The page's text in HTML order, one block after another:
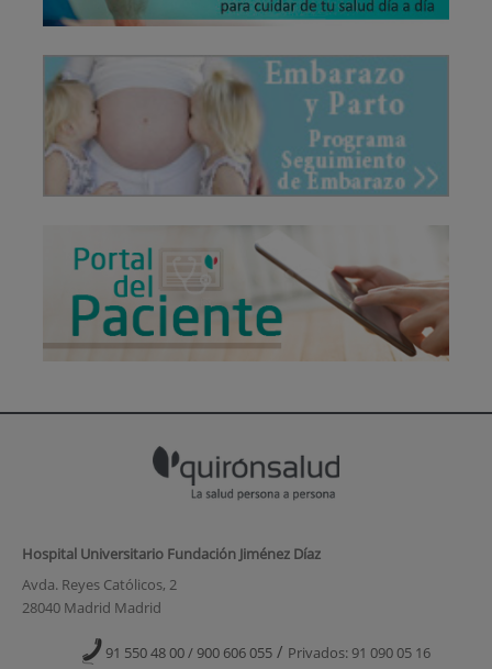
Hospital Universitario Fundación Jiménez Díaz
Avda. Reyes Católicos, 2
28040 Madrid Madrid
91 550 48 00 / 900 606 055 / Privados: 91 090 05 16